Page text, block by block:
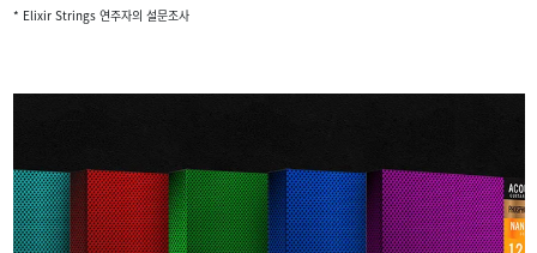
* Elixir Strings 연주자의 설문조사